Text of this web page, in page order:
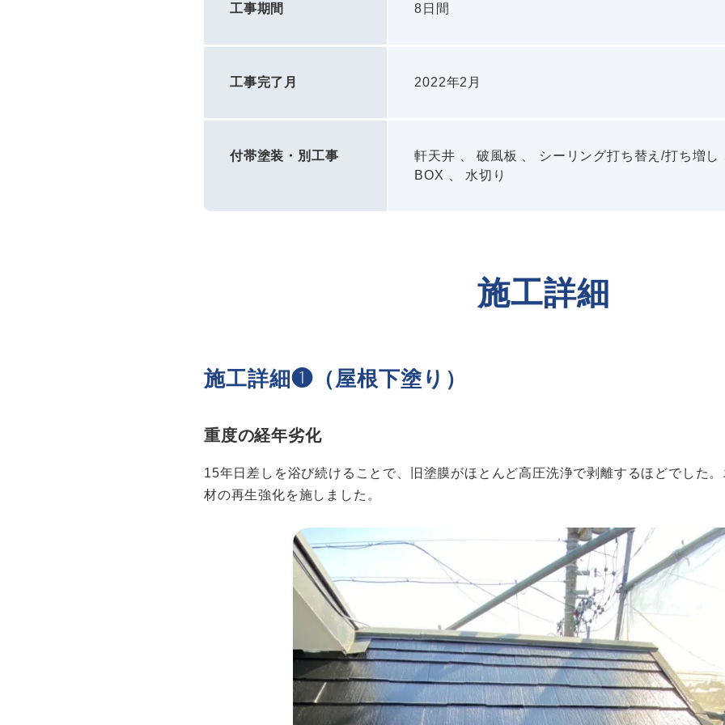
工事期間 8日間
工事完了月 2022年2月
付帯塗装・別工事
軒天井 、 破風板 、 シーリング打ち替え/打ち増し
BOX 、 水切り
施工詳細
施工詳細❶（屋根下塗り）
重度の経年劣化
15年日差しを浴び続けることで、旧塗膜がほとんど高圧洗浄で剥離するほどでした
材の再生強化を施しました。